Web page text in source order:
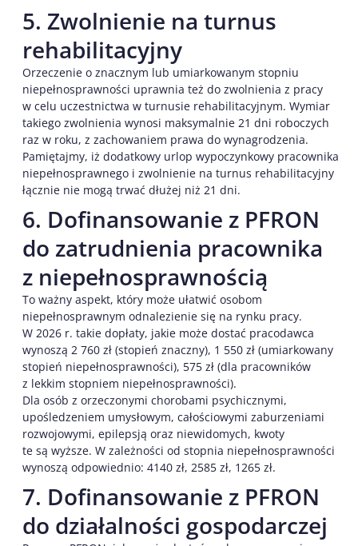
5. Zwolnienie na turnus
rehabilitacyjny
Orzeczenie o znacznym lub umiarkowanym stopniu
niepełnosprawności uprawnia też do zwolnienia z pracy
w celu uczestnictwa w turnusie rehabilitacyjnym. Wymiar
takiego zwolnienia wynosi maksymalnie 21 dni roboczych
raz w roku, z zachowaniem prawa do wynagrodzenia.
Pamiętajmy, iż dodatkowy urlop wypoczynkowy pracownika
niepełnosprawnego i zwolnienie na turnus rehabilitacyjny
łącznie nie mogą trwać dłużej niż 21 dni.
6. Dofinansowanie z PFRON
do zatrudnienia pracownika
z niepełnosprawnością
To ważny aspekt, który może ułatwić osobom
niepełnosprawnym odnalezienie się na rynku pracy.
W 2026 r. takie dopłaty, jakie może dostać pracodawca
wynoszą 2 760 zł (stopień znaczny), 1 550 zł (umiarkowany
stopień niepełnosprawności), 575 zł (dla pracowników
z lekkim stopniem niepełnosprawności).
Dla osób z orzeczonymi chorobami psychicznymi,
upośledzeniem umysłowym, całościowymi zaburzeniami
rozwojowymi, epilepsją oraz niewidomych, kwoty
te są wyższe. W zależności od stopnia niepełnosprawności
wynoszą odpowiednio: 4140 zł, 2585 zł, 1265 zł.
7. Dofinansowanie z PFRON
do działalności gospodarczej